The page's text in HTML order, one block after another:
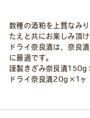
漬
セ
ト
個
数種の酒粕を上質なみ
たえと共にお楽しみ頂け
ドライ奈良漬は、奈良
に最適です。
謹製きざみ奈良漬
ドライ奈良漬20g×1ヶ